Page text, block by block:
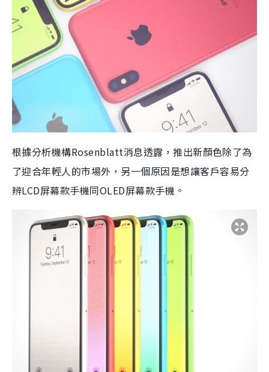
根據分析機構Rosenblatt消息透露，推出新顏色除了為
了迎合年輕人的市場外，另一個原因是想讓客戶容易分
辨LCD屏幕款手機同OLED屏幕款手機。